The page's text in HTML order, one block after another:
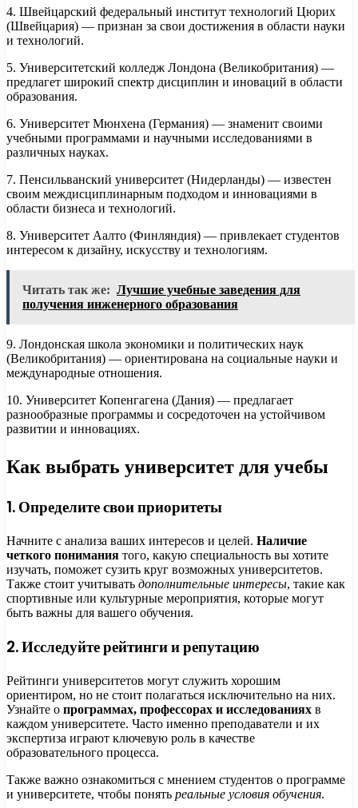
4. Швейцарский федеральный институт технологий Цюрих
(Швейцария) — признан за свои достижения в области науки
и технологий.
5. Университетский колледж Лондона (Великобритания) —
предлагет широкий спектр дисциплин и иноваций в области
образования.
6. Университет Мюнхена (Германия) — знаменит своими
учебными программами и научными исследованиями в
различных науках.
7. Пенсильванский университет (Нидерланды) — известен
своим междисциплинарным подходом и инновациями в
области бизнеса и технологий.
8. Университет Аалто (Финляндия) — привлекает студентов
интересом к дизайну, искусству и технологиям.
Читать так же: Лучшие учебные заведения для
получения инженерного образования
9. Лондонская школа экономики и политических наук
(Великобритания) — ориентирована на социальные науки и
международные отношения.
10. Университет Копенгагена (Дания) — предлагает
разнообразные программы и сосредоточен на устойчивом
развитии и инновациях.
Как выбрать университет для учебы
1. Определите свои приоритеты
Начните с анализа ваших интересов и целей. Наличие
четкого понимания того, какую специальность вы хотите
изучать, поможет сузить круг возможных университетов.
Также стоит учитывать дополнительные интересы, такие как
спортивные или культурные мероприятия, которые могут
быть важны для вашего обучения.
2. Исследуйте рейтинги и репутацию
Рейтинги университетов могут служить хорошим
ориентиром, но не стоит полагаться исключительно на них.
Узнайте о программах, профессорах и исследованиях в
каждом университете. Часто именно преподаватели и их
экспертиза играют ключевую роль в качестве
образовательного процесса.
Также важно ознакомиться с мнением студентов о программе
и университете, чтобы понять реальные условия обучения.